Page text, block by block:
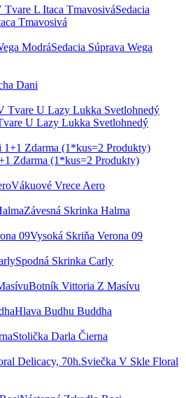
Sedacia
Tmavosivá
Sedacia Súprava Wega
Dani
U Lazy Lukka Svetlohnedý
Zdarma (1*kus=2 Produkty)
Vákuové Vrece Aero
Závesná Skrinka Halma
Vysoká Skriňa Verona 09
Spodná Skrinka Carly
Botník Vittoria Z Masívu
Hlava Budhu Buddha
Stolička Darla Čierna
Sviečka V Skle Floral